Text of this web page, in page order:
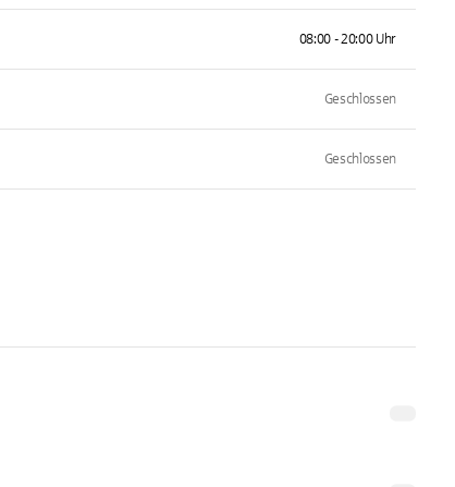
08:00 - 20:00 Uhr
Geschlossen
Geschlossen